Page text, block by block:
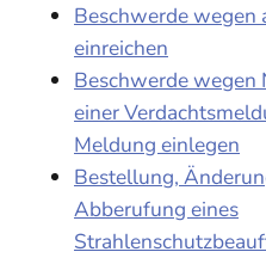
Beschwerde
einreichen
Beschwerde wegen
einer
Meldung einlegen
Bestellung,
Abberufung eines